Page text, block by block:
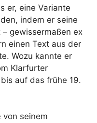
er, eine Variante
indem er seine
gewissermaßen ex
einen Text aus der
Wozu kannte er
Klarfurter
auf das frühe 19.
von seinem